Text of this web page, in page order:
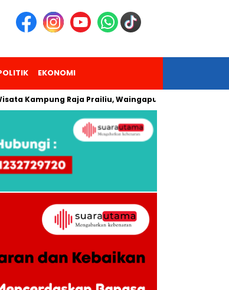
EKONOMI
Kampung Raja Prailiu, Waingapu!